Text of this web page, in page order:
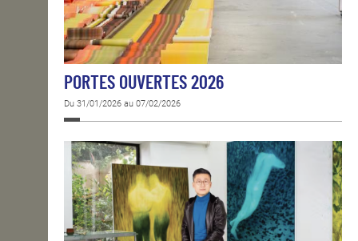
PORTES OUVERTES 2026
Du 31/01/2026 au 07/02/2026